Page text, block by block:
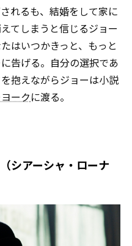
れるも、結婚をして家に
てしまうと信じるジョー
はいつかきっと、もっと
告げる。自分の選択であ
抱えながらジョーは小説
ークに渡る――。
シアーシャ・ローナ